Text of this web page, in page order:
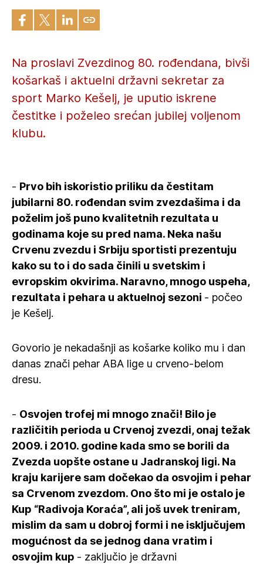
Na proslavi Zvezdinog 80. rođendana, bivši
košarkaš i aktuelni državni sekretar za
sport Marko Kešelj, je uputio iskrene
čestitke i poželeo srećan jubilej voljenom
klubu.
- Prvo bih iskoristio priliku da čestitam
jubilarni 80. rođendan svim zvezdašima i da
poželim još puno kvalitetnih rezultata u
godinama koje su pred nama. Neka našu
Crvenu zvezdu i Srbiju sportisti prezentuju
kako su to i do sada činili u svetskim i
evropskim okvirima. Naravno, mnogo uspeha,
rezultata i pehara u aktuelnoj sezoni - počeo
je Kešelj.
Govorio je nekadašnji as košarke koliko mu i dan
danas znači pehar ABA lige u crveno-belom
dresu.
- Osvojen trofej mi mnogo znači! Bilo je
različitih perioda u Crvenoj zvezdi, onaj težak
2009. i 2010. godine kada smo se borili da
Zvezda uopšte ostane u Jadranskoj ligi. Na
kraju karijere sam dočekao da osvojim i pehar
sa Crvenom zvezdom. Ono što mi je ostalo je
Kup “Radivoja Koraća”, ali još uvek treniram,
mislim da sam u dobroj formi i ne isključujem
mogućnost da se jednog dana vratim i
osvojim kup - zaključio je državni